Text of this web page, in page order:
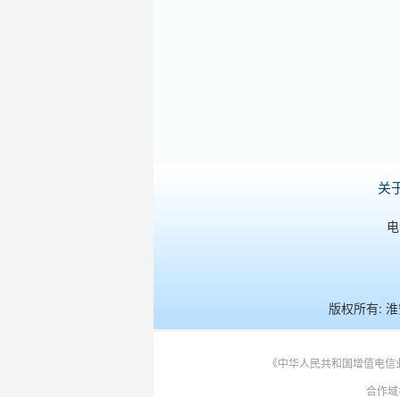
关
版权所有:
《中华人民共和国增值电
合作